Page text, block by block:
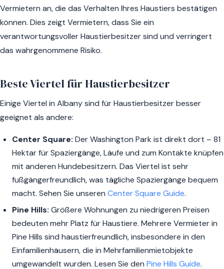
Vermietern an, die das Verhalten Ihres Haustiers bestätigen
können. Dies zeigt Vermietern, dass Sie ein
verantwortungsvoller Haustierbesitzer sind und verringert
das wahrgenommene Risiko.
Beste Viertel für Haustierbesitzer
Einige Viertel in Albany sind für Haustierbesitzer besser
geeignet als andere:
Center Square: Der Washington Park ist direkt dort – 81
Hektar für Spaziergänge, Läufe und zum Kontakte knüpfen
mit anderen Hundebesitzern. Das Viertel ist sehr
fußgängerfreundlich, was tägliche Spaziergänge bequem
macht. Sehen Sie unseren Center Square Guide.
Pine Hills: Größere Wohnungen zu niedrigeren Preisen
bedeuten mehr Platz für Haustiere. Mehrere Vermieter in
Pine Hills sind haustierfreundlich, insbesondere in den
Einfamilienhäusern, die in Mehrfamilienmietobjekte
umgewandelt wurden. Lesen Sie den Pine Hills Guide.